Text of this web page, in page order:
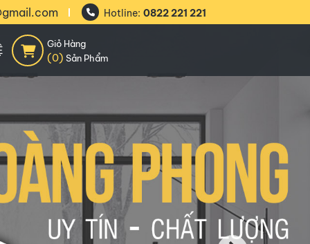
Hotline: 0822 221 221
Giỏ Hàng
(0) Sản Phẩm